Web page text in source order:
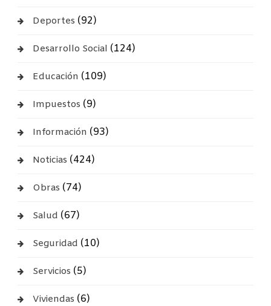
Deportes (92)
Desarrollo Social (124)
Educación (109)
Impuestos (9)
Información (93)
Noticias (424)
Obras (74)
Salud (67)
Seguridad (10)
Servicios (5)
Viviendas (6)